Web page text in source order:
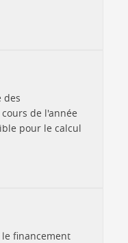
des
de l'année
pour le calcul
financement